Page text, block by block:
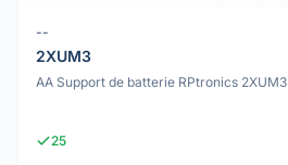
--
2XUM3
AA Support de batterie RPtronics 2XUM3
25